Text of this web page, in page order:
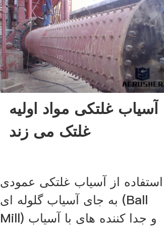
آسیاب غلتکی مواد اولیه
غلتک می زند
استفاده از آسیاب غلتکی عمودی
به جای آسیاب گلوله ای (Ball
Mill) و جدا کننده های با آسیاب